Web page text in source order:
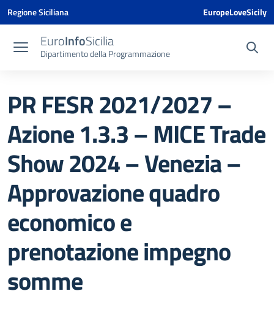
Vai ai contenuti
Vai al menu di navigazione
Vai al footer
Vai al banner delle Cookie Policy
Regione Siciliana EuropeLoveSicily
EuroInfoSicilia
Dipartimento della Programmazione
PR FESR 2021/2027 –
Azione 1.3.3 – MICE Trade
Show 2024 – Venezia –
Approvazione quadro
economico e
prenotazione impegno
somme